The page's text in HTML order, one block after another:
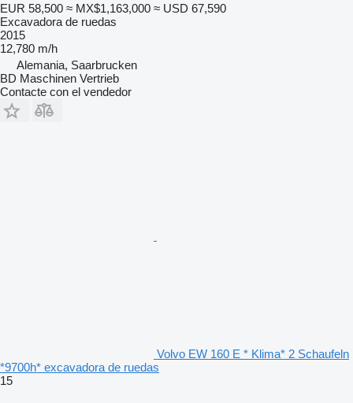
EUR 58,500 ≈ MX$1,163,000 ≈ USD 67,590
Excavadora de ruedas
2015
12,780 m/h
Alemania, Saarbrucken
BD Maschinen Vertrieb
Contacte con el vendedor
Volvo EW 160 E * Klima* 2 Schaufeln
*9700h* excavadora de ruedas
15